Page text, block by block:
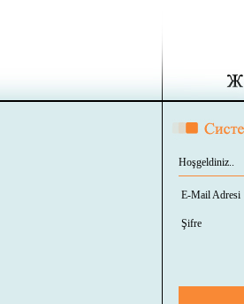
Hoşgeldiniz..
E-Mail Adresi
Şifre